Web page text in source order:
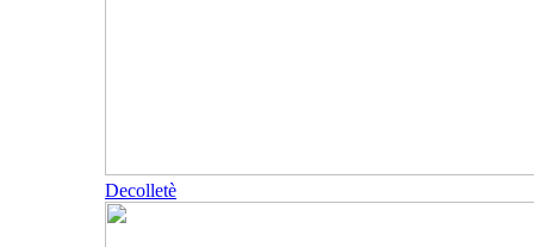
Decolletè